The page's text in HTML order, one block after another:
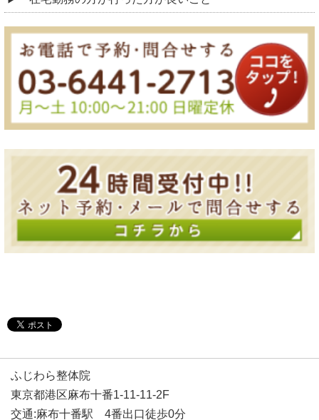
ふじわら整体院
東京都港区麻布十番1-11-11-2F
交通:麻布十番駅 4番出口徒歩0分